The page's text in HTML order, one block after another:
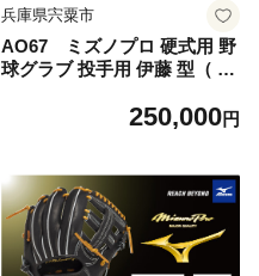
兵庫県宍粟市
AO67 ミズノプロ 硬式用 野
球グラブ 投手用 伊藤 型（ 右
ラブ ピッチャー 投手 受注生
250,000円